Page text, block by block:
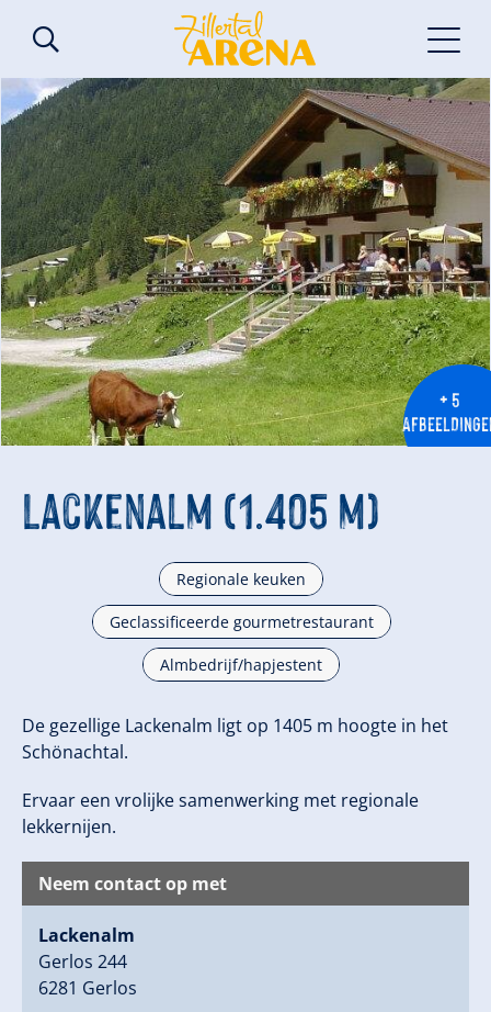
+ 5
Lackenalm (1.405 m)
Regionale keuken
Geclassificeerde gourmetrestaurant
Almbedrijf/hapjestent
De gezellige Lackenalm ligt op 1405 m hoogte in het
Schönachtal.
Ervaar een vrolijke samenwerking met regionale
lekkernijen.
Neem contact op met
Lackenalm
Gerlos 244
6281 Gerlos